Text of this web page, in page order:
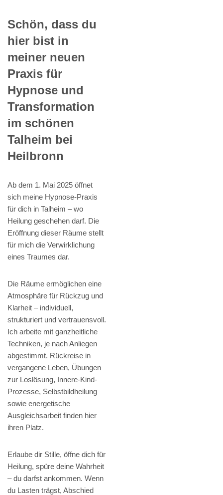
Schön, dass du
hier bist in
meiner neuen
Praxis für
Hypnose und
Transformation
im schönen
Talheim bei
Heilbronn
Ab dem 1. Mai 2025 öffnet
sich meine Hypnose-Praxis
für dich in Talheim – wo
Heilung geschehen darf. Die
Eröffnung dieser Räume stellt
für mich die Verwirklichung
eines Traumes dar.
Die Räume ermöglichen eine
Atmosphäre für Rückzug und
Klarheit – individuell,
strukturiert und vertrauensvoll.
Ich arbeite mit ganzheitliche
Techniken, je nach Anliegen
abgestimmt. Rückreise in
vergangene Leben, Übungen
zur Loslösung, Innere-Kind-
Prozesse, Selbstbildheilung
sowie energetische
Ausgleichsarbeit finden hier
ihren Platz.
Erlaube dir Stille, öffne dich für
Heilung, spüre deine Wahrheit
– du darfst ankommen. Wenn
du Lasten trägst, Abschied